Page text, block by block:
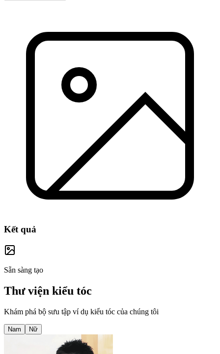
Kết quả
Sẵn sàng tạo
Thư viện kiểu tóc
Khám phá bộ sưu tập ví dụ kiểu tóc của chúng tôi
Nam Nữ